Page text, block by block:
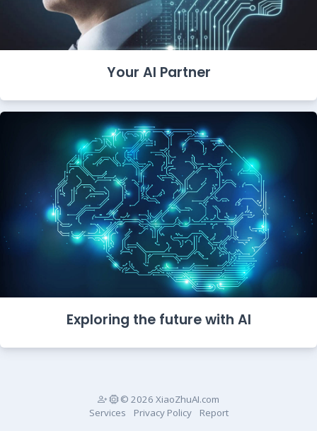
Your AI Partner
Exploring the future with AI
© 2026 XiaoZhuAI.com
Services
Privacy Policy Report